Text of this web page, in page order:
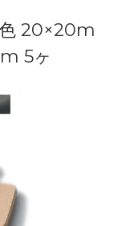
20×20m
5ヶ